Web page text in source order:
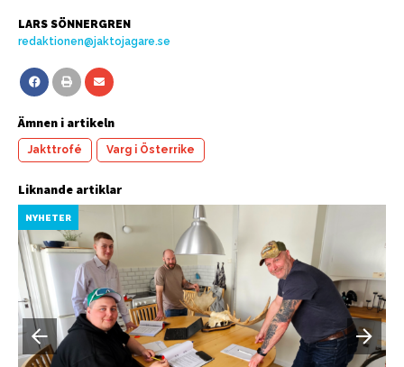
LARS SÖNNERGREN
redaktionen@jaktojagare.se
Ämnen i artikeln
Jakttrofé Varg i Österrike
Liknande artiklar
NYHETER